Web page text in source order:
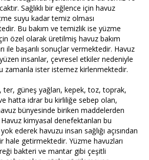
Sağlıklı bir eğlence için havuz
suyu kadar temiz olması
Bu bakım ve temizlik ise yüzme
özel olarak üretilmiş havuz bakım
ile başarılı sonuçlar vermektedir. Havuz
insanlar, çevresel etkiler nedeniyle
zamanla ister istemez kirlenmektedir.
ter, güneş yağları, kepek, toz, toprak,
hatta idrar bu kirliliğe sebep olan,
bünyesinde biriken maddelerden
Havuz kimyasal denefektanları bu
ederek havuzu insan sağlığı açısından
hale getirmektedir. Yüzme havuzları
bakteri ve mantar gibi çeşitli